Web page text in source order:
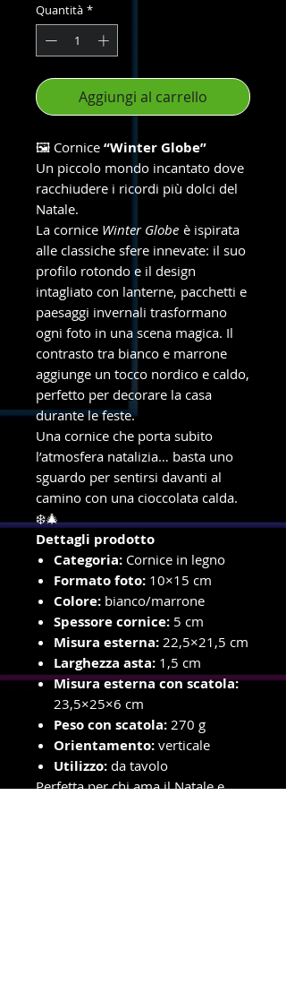
Quantità *
Aggiungi al carrello
🖼️ Cornice “Winter Globe”
Un piccolo mondo incantato dove
racchiudere i ricordi più dolci del
Natale.
La cornice Winter Globe è ispirata
alle classiche sfere innevate: il suo
profilo rotondo e il design
intagliato con lanterne, pacchetti e
paesaggi invernali trasformano
ogni foto in una scena magica. Il
contrasto tra bianco e marrone
aggiunge un tocco nordico e caldo,
perfetto per decorare la casa
durante le feste.
Una cornice che porta subito
l’atmosfera natalizia… basta uno
sguardo per sentirsi davanti al
camino con una cioccolata calda.
❄️🎄
Dettagli prodotto
Categoria: Cornice in legno
Formato foto: 10×15 cm
Colore: bianco/marrone
Spessore cornice: 5 cm
Misura esterna: 22,5×21,5 cm
Larghezza asta: 1,5 cm
Misura esterna con scatola:
23,5×25×6 cm
Peso con scatola: 270 g
Orientamento: verticale
Utilizzo: da tavolo
Perfetta per chi ama il Natale e